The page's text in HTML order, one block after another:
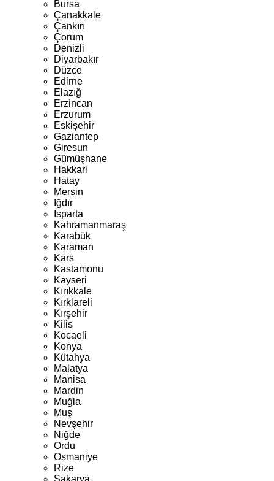
Bursa
Çanakkale
Çankırı
Çorum
Denizli
Diyarbakır
Düzce
Edirne
Elazığ
Erzincan
Erzurum
Eskişehir
Gaziantep
Giresun
Gümüşhane
Hakkari
Hatay
Mersin
Iğdır
Isparta
Kahramanmaraş
Karabük
Karaman
Kars
Kastamonu
Kayseri
Kırıkkale
Kırklareli
Kırşehir
Kilis
Kocaeli
Konya
Kütahya
Malatya
Manisa
Mardin
Muğla
Muş
Nevşehir
Niğde
Ordu
Osmaniye
Rize
Sakarya